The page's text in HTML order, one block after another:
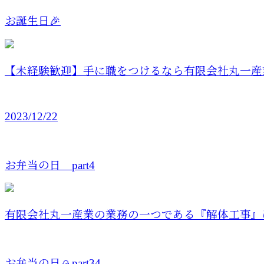
お誕生日🎉
【未経験歓迎】手に職をつけるなら有限会社丸一産
2023/12/22
お弁当の日 part4
有限会社丸一産業の業務の一つである『解体工事